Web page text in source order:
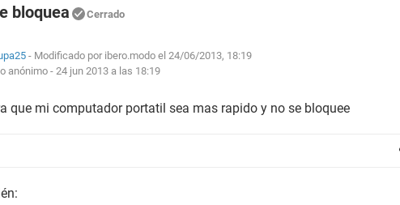
bloquea Cerrado
- Modificado por ibero.modo el 24/06/2013, 18:19
anónimo - 24 jun 2013 a las 18:19
que mi computador portatil sea mas rapido y no se bloquee